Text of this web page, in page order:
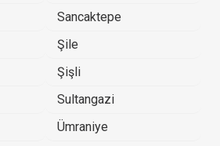
Sancaktepe
Şile
Şişli
Sultangazi
Ümraniye